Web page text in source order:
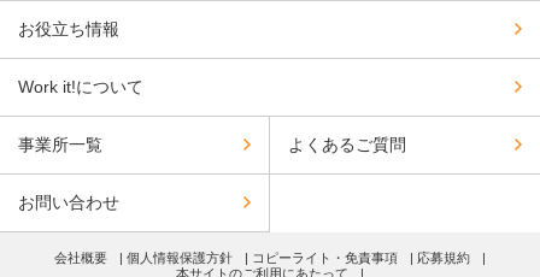
お役立ち情報
Work it!について
事業所一覧 よくあるご質問
お問い合わせ
会社概要 個人情報保護方針 コピーライト・免責事項
応募規約
本サイトのご利用にあたって